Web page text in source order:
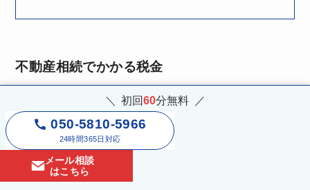
不動産相続でかかる税金
不動産を相続する過程では、状況に応じて複数の税
金が発生する可能性があります。
具体的には、財産を取得した際にかかる相続税のほ
初回60分無料
050-5810-5966
24時間365日対応
メール相談
はこちら